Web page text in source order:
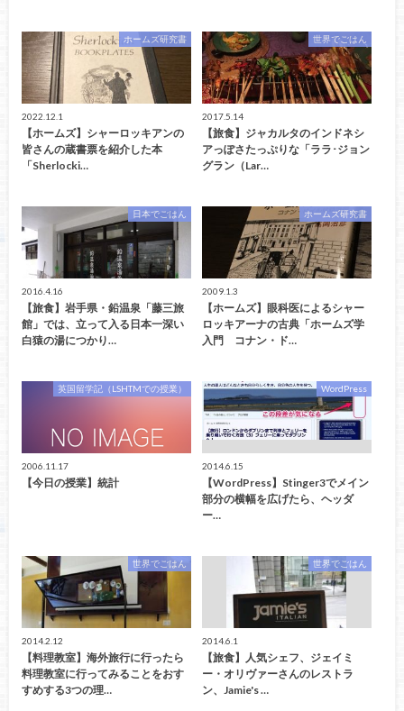
ホームズ研究書
2022.12.1
【ホームズ】シャーロッキアンの
皆さんの蔵書票を紹介した本
「Sherlocki…
世界でごはん
2017.5.14
【旅食】ジャカルタのインドネシ
アっぽさたっぷりな「ララ･ジョン
グラン（Lar…
日本でごはん
2016.4.16
【旅食】岩手県・鉛温泉「藤三旅
館」では、立って入る日本一深い
白猿の湯につかり…
ホームズ研究書
2009.1.3
【ホームズ】眼科医によるシャー
ロッキアーナの古典「ホームズ学
入門 コナン・ド…
英国留学記（LSHTMでの授業）
2006.11.17
【今日の授業】統計
WordPress
2014.6.15
【WordPress】Stinger3でメイン
部分の横幅を広げたら、ヘッダ
ー…
世界でごはん
2014.2.12
【料理教室】海外旅行に行ったら
料理教室に行ってみることをおす
すめする3つの理…
世界でごはん
2014.6.1
【旅食】人気シェフ、ジェイミ
ー・オリヴァーさんのレストラ
ン、Jamie's …